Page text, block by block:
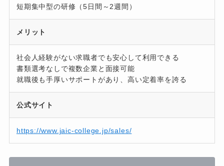
短期集中型の研修（5日間～2週間）
メリット
社会人経験がない求職者でも安心して利用できる
書類選考なしで複数企業と面接可能
就職後も手厚いサポートがあり、高い定着率を誇る
公式サイト
https://www.jaic-college.jp/sales/